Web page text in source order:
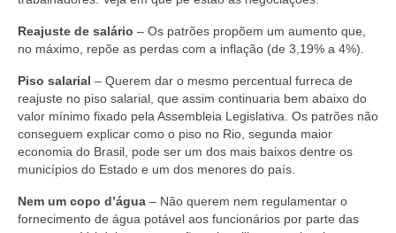
Sede social
Colônia de férias
Refeitórios
Convênios
Dependentes
Reajuste de salário – Os patrões propõem um aumento que,
no máximo, repõe as perdas com a inflação (de 3,19% a 4%).
Piso salarial – Querem dar o mesmo percentual furreca de
reajuste no piso salarial, que assim continuaria bem abaixo do
valor mínimo fixado pela Assembleia Legislativa. Os patrões não
conseguem explicar como o piso no Rio, segunda maior
economia do Brasil, pode ser um dos mais baixos dentre os
municípios do Estado e um dos menores do país.
Nem um copo d’água – Não querem nem regulamentar o
fornecimento de água potável aos funcionários por parte das